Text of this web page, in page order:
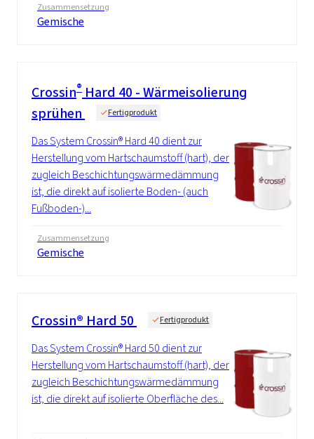
Zusammensetzung
Gemische
Crossin® Hard 40 - Wärmeisolierung
sprühen
Fertigprodukt
Das System Crossin® Hard 40 dient zur
Herstellung vom Hartschaumstoff (hart), der
zugleich Beschichtungswärmedämmung
ist, die direkt auf isolierte Boden- (auch
Fußboden-)...
Zusammensetzung
Gemische
Crossin® Hard 50 Fertigprodukt
Das System Crossin® Hard 50 dient zur
Herstellung vom Hartschaumstoff (hart), der
zugleich Beschichtungswärmedämmung
ist, die direkt auf isolierte Oberfläche des...